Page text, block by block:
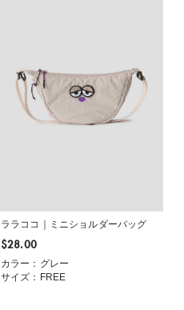
ララココ｜ミニショルダーバッグ
$‌28.00
カラー：グレー
サイズ：FREE